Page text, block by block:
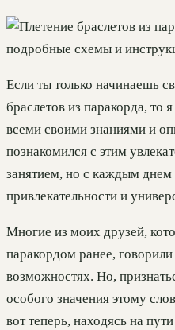
Если ты только начинаешь
браслетов из паракорда, то
всеми своими знаниями и
познакомился с этим
занятием, но с каждым
привлекательности и
Многие из моих друзей,
паракордом ранее,
возможностях. Но,
особого значения этому
вот теперь, находясь на